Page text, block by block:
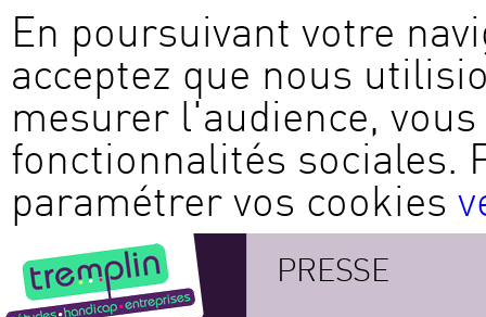
En poursuivant votre
acceptez que nous
mesurer l'audience,
fonctionnalités sociales.
paramétrer vos cookies
PRESSE